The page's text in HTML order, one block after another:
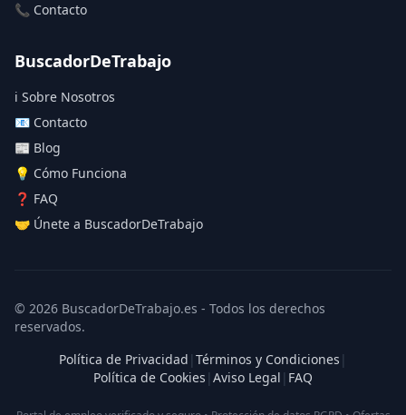
📞 Contacto
BuscadorDeTrabajo
ℹ️ Sobre Nosotros
📧 Contacto
📰 Blog
💡 Cómo Funciona
❓ FAQ
🤝 Únete a BuscadorDeTrabajo
© 2026 BuscadorDeTrabajo.es - Todos los derechos
reservados.
Política de Privacidad | Términos y Condiciones |
Política de Cookies | Aviso Legal | FAQ